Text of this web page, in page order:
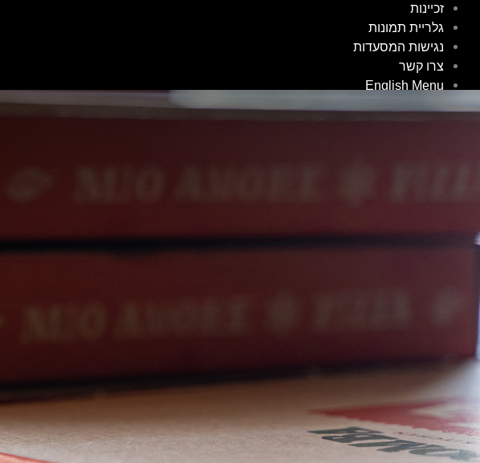
זכיינות
גלריית תמונות
נגישות המסעדות
צרו קשר
English Menu